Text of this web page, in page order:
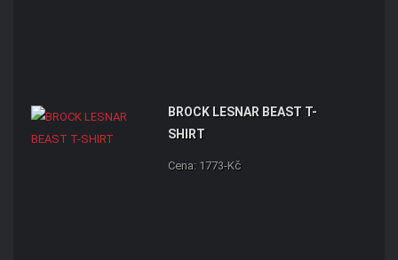
BROCK LESNAR BEAST T-
SHIRT
Cena: 1773-Kč